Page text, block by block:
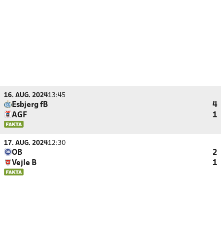
16. AUG. 202413:45
Esbjerg fB
4
AGF
1
17. AUG. 202412:30
OB
2
Vejle B
1